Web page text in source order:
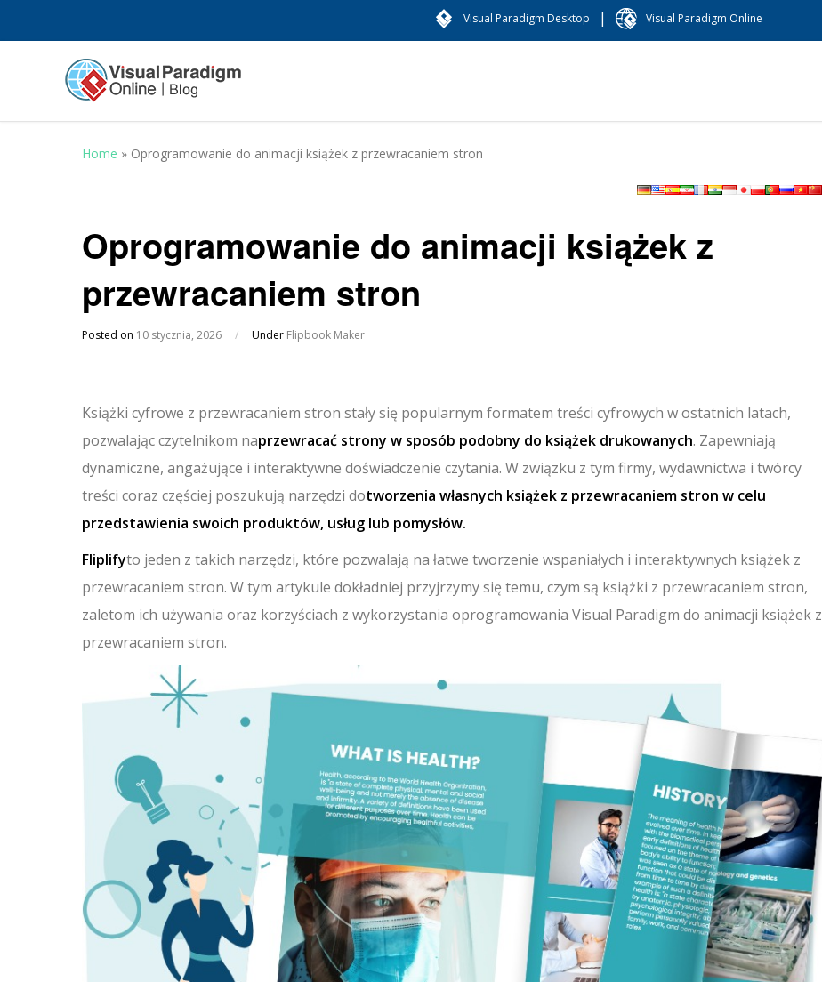
Visual Paradigm Desktop | Visual Paradigm Online
Home » Oprogramowanie do animacji książek z przewracaniem stron
Oprogramowanie do animacji książek z
przewracaniem stron
Posted on 10 stycznia, 2026 / Under Flipbook Maker
Książki cyfrowe z przewracaniem stron stały się popularnym formatem treści cyfrowych w ostatnich latach,
pozwalając czytelnikom naprzewracać strony w sposób podobny do książek drukowanych. Zapewniają
dynamiczne, angażujące i interaktywne doświadczenie czytania. W związku z tym firmy, wydawnictwa i twórcy
treści coraz częściej poszukują narzędzi dotworzenia własnych książek z przewracaniem stron w celu
przedstawienia swoich produktów, usług lub pomysłów.
Fliplifyto jeden z takich narzędzi, które pozwalają na łatwe tworzenie wspaniałych i interaktywnych książek z
przewracaniem stron. W tym artykule dokładniej przyjrzymy się temu, czym są książki z przewracaniem stron,
zaletom ich używania oraz korzyściach z wykorzystania oprogramowania Visual Paradigm do animacji książek z
przewracaniem stron.